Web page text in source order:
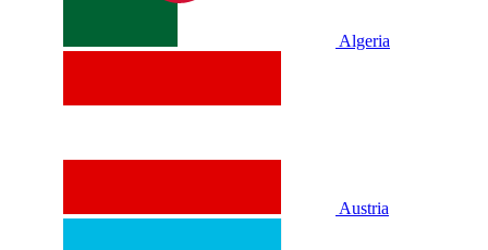
Algeria
Austria